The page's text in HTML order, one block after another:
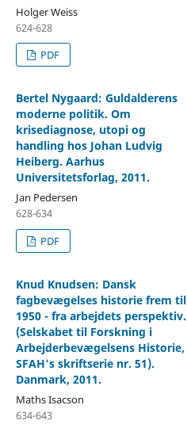
Holger Weiss
624-628
PDF
Bertel Nygaard: Guldalderens
moderne politik. Om
krisediagnose, utopi og
handling hos Johan Ludvig
Heiberg. Aarhus
Universitetsforlag, 2011.
Jan Pedersen
628-634
PDF
Knud Knudsen: Dansk
fagbevægelses historie frem til
1950 - fra arbejdets perspektiv.
(Selskabet til Forskning i
Arbejderbevægelsens Historie,
SFAH's skriftserie nr. 51).
Danmark, 2011.
Maths Isacson
634-643